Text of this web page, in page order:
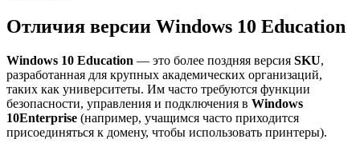
Отличия версии Windows 10 Education
Windows 10 Education — это более поздняя версия SKU,
разработанная для крупных академических организаций,
таких как университеты. Им часто требуются функции
безопасности, управления и подключения в Windows
10Enterprise (например, учащимся часто приходится
присоединяться к домену, чтобы использовать принтеры).